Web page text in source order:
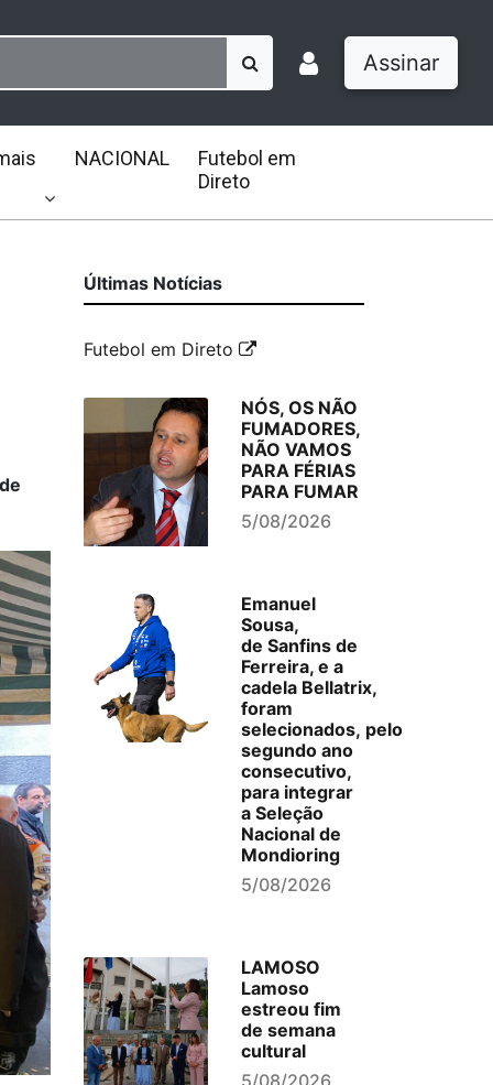
Assinar
NACIONAL
Futebol em
Direto
Últimas Notícias
Futebol em Direto
NÓS, OS NÃO
FUMADORES,
NÃO VAMOS
PARA FÉRIAS
PARA FUMAR
5/08/2026
Emanuel
Sousa,
de Sanfins de
Ferreira, e a
cadela Bellatrix,
foram
selecionados, pelo
segundo ano
consecutivo,
para integrar
a Seleção
Nacional de
Mondioring
5/08/2026
LAMOSO
Lamoso
estreou fim
de semana
cultural
5/08/2026